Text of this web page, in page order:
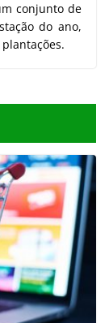
conjunto de
do ano,